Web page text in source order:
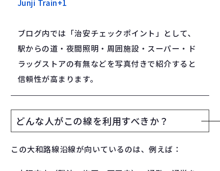
Junji Train+1
ブログ内では「治安チェックポイント」として、
駅からの道・夜間照明・周囲施設・スーパー・ド
ラッグストアの有無などを写真付きで紹介すると
信頼性が高まります。
どんな人がこの線を利用すべきか？
この大和路線沿線が向いているのは、例えば：